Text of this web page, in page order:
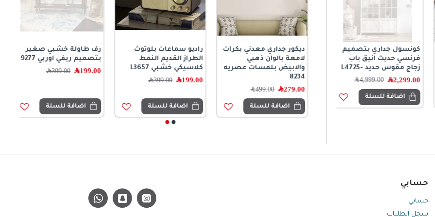
كونسول جداري بتصميم
فرنسي حديث انيق باب
زجاج مقوس حديد -L4725
2,299.00﷼ 4,999.00﷼
اضافة للسلة
حبل خرز زجاجي مثلج
ديكوري متوفر الحجمين
8707
139.00﷼
اضافة للسلة
ديكور جداري معدني بكرات
لامعة بالوان ذهبي
والابيض بلمسات عصريه
8234
279.00﷼ 499.00﷼
اضافة للسلة
راديو سماعات بلوتوث
الطراز القديم النمط
كلاسيكي خشبي L3657
199.00﷼ 399.00﷼
اضافة للسلة
رف طاولة خشبي صغير
بتصميم ريفي اوربي 9277
199.00﷼ 399.00﷼
اضافة للسلة
حسابي
حسابي
سجل الطلبات